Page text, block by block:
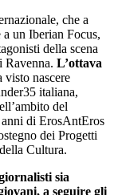
che a
un Iberian Focus,
della scena
Ravenna. L’ottava
visto nascere
italiana,
del
di ErosAntEros
dei Progetti
Cultura.
sia
a seguire gli